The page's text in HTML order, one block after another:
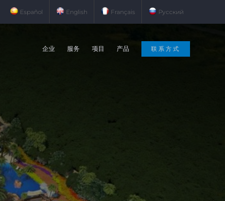
Español English Français Русский
企业 服务 项目 产品 联系方式